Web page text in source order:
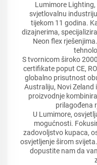
Lumimore
svjetlovalnu
tijekom 11 godina.
dizajnerima,
Neon flex
S tvornicom široko
certifikate poput CE,
globalno prisutnost
Australiju, Novi Zeland
proizvodnje
prilagođena
U Lumimore,
mogućnosti.
zadovoljstvo kupaca,
osvjetljenje širom
dopustite nam da